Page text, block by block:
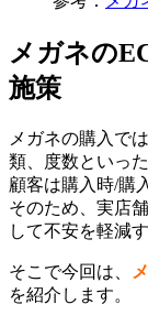
メガネの
施策
メガネの購入で
類、度数といっ
顧客は購入時/購
そのため、実店
して不安を軽減
そこで今回は、
を紹介します。